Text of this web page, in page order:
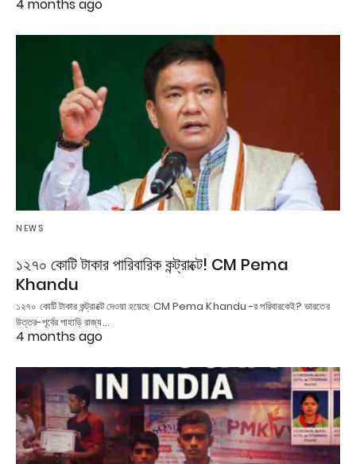
4 months ago
NEWS
১২৭০ কোটি টাকার পারিবারিক কন্ট্রাক্টে! CM Pema
Khandu
১২৭০ কোটি টাকার কন্ট্রাক্টে দেওয়া হয়েছে CM Pema Khandu -র পরিবারকেই? ভারতের
উত্তর-পূর্বের পাহাড়ি রাজ্য…
4 months ago